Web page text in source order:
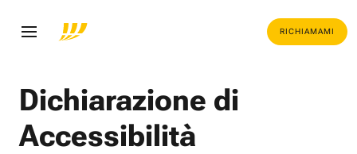
RICHIAMAMI
Dichiarazione di
Accessibilità